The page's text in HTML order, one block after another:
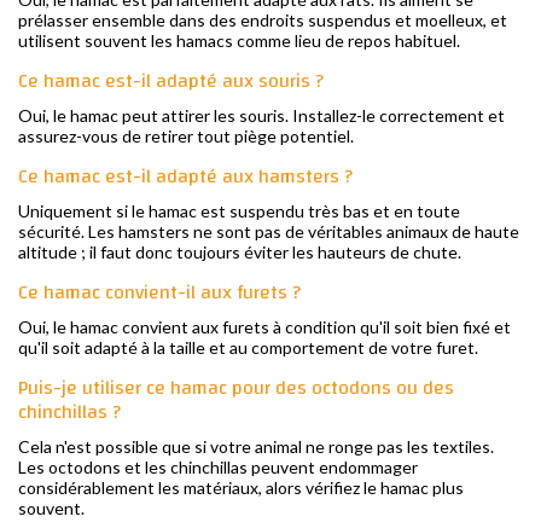
prélasser ensemble dans des endroits suspendus et moelleux, et
utilisent souvent les hamacs comme lieu de repos habituel.
Ce hamac est-il adapté aux souris ?
Oui, le hamac peut attirer les souris. Installez-le correctement et
assurez-vous de retirer tout piège potentiel.
Ce hamac est-il adapté aux hamsters ?
Uniquement si le hamac est suspendu très bas et en toute
sécurité. Les hamsters ne sont pas de véritables animaux de haute
altitude ; il faut donc toujours éviter les hauteurs de chute.
Ce hamac convient-il aux furets ?
Oui, le hamac convient aux furets à condition qu'il soit bien fixé et
qu'il soit adapté à la taille et au comportement de votre furet.
Puis-je utiliser ce hamac pour des octodons ou des
chinchillas ?
Cela n'est possible que si votre animal ne ronge pas les textiles.
Les octodons et les chinchillas peuvent endommager
considérablement les matériaux, alors vérifiez le hamac plus
souvent.